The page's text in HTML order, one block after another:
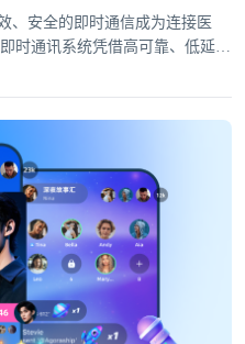
、安全的即时通信成为连接医
时通讯系统凭借高可靠、低延
提供多维度的通信支持，显著提